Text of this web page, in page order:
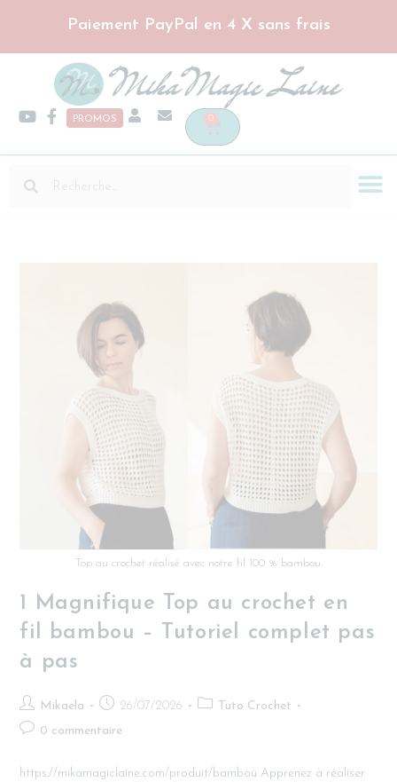
Paiement PayPal en 4 X sans frais
PROMOS
Top au crochet réalisé avec notre fil 100 % bambou.
1 Magnifique Top au crochet en
fil bambou – Tutoriel complet pas
à pas
Mikaela 26/07/2026
Tuto Crochet
0 commentaire
https://mikamagiclaine.com/produit/bambou Apprenez à réaliser